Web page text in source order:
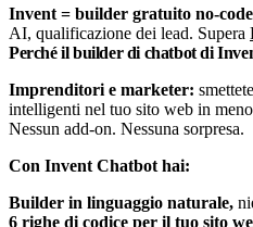
Invent = builder gratuito no-
AI, qualificazione dei lead. Supera
Perché il builder di chatbot di
Imprenditori e marketer:
intelligenti nel tuo sito web in
Nessun add-on. Nessuna sorpresa.
Con Invent Chatbot hai:
Builder in linguaggio naturale,
6 righe di codice per il tuo sito